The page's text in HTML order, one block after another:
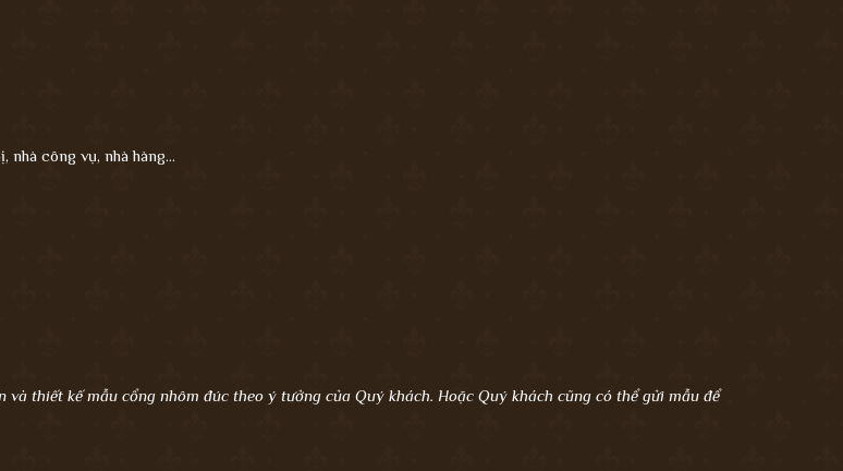
công vụ, nhà hàng...
thiết kế mẫu cổng nhôm đúc theo ý tưởng của Quý khách. Hoặc Quý khách cũng có thể gửi mẫu để